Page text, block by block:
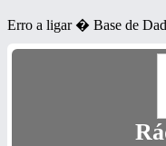
Erro a ligar � Base de